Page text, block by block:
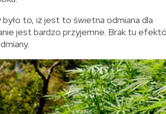
to, iż jest to świetna odmiana dla
jest bardzo przyjemne. Brak tu